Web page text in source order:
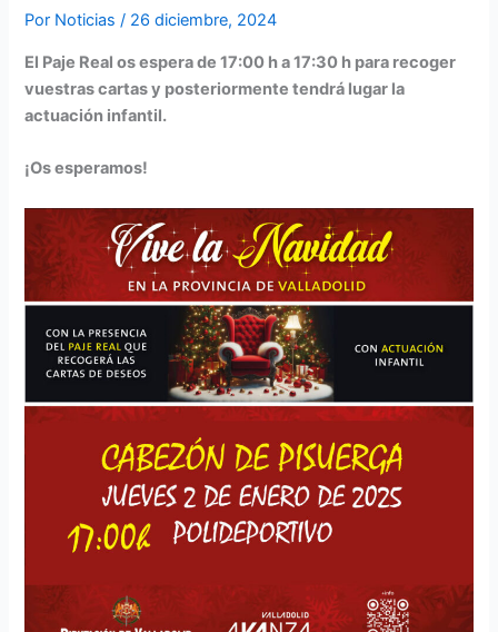
Por Noticias/ 26 diciembre, 2024
El Paje Real os espera de 17:00 h a 17:30 h para recoger
vuestras cartas y posteriormente tendrá lugar la
actuación infantil.
¡Os esperamos!